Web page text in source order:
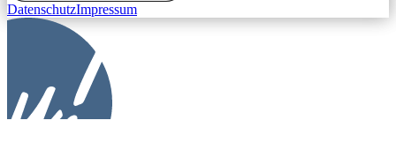
DatenschutzImpressum